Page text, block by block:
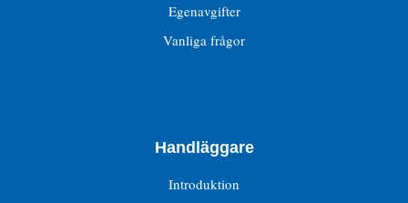
Egenavgifter
Vanliga frågor
Handläggare
Introduktion